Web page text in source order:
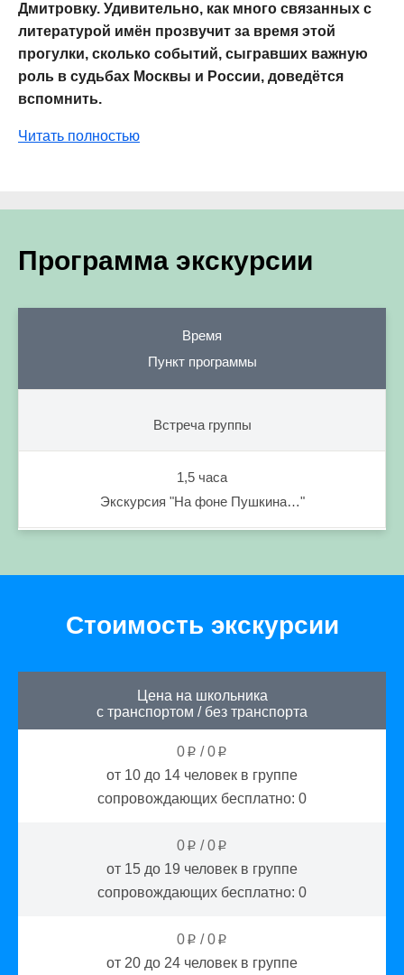
Дмитровку. Удивительно, как много связанных с
литературой имён прозвучит за время этой
прогулки, сколько событий, сыгравших важную
роль в судьбах Москвы и России, доведётся
вспомнить.
Читать полностью
Программа экскурсии
Время
Пункт программы
Встреча группы
1,5 часа
Экскурсия "На фоне Пушкина…"
Стоимость экскурсии
Цена на школьника
с транспортом / без транспорта
0 p /0 p
от 10 до 14 человек в группе
сопровождающих бесплатно: 0
0 p /0 p
от 15 до 19 человек в группе
сопровождающих бесплатно: 0
0 p /0 p
от 20 до 24 человек в группе